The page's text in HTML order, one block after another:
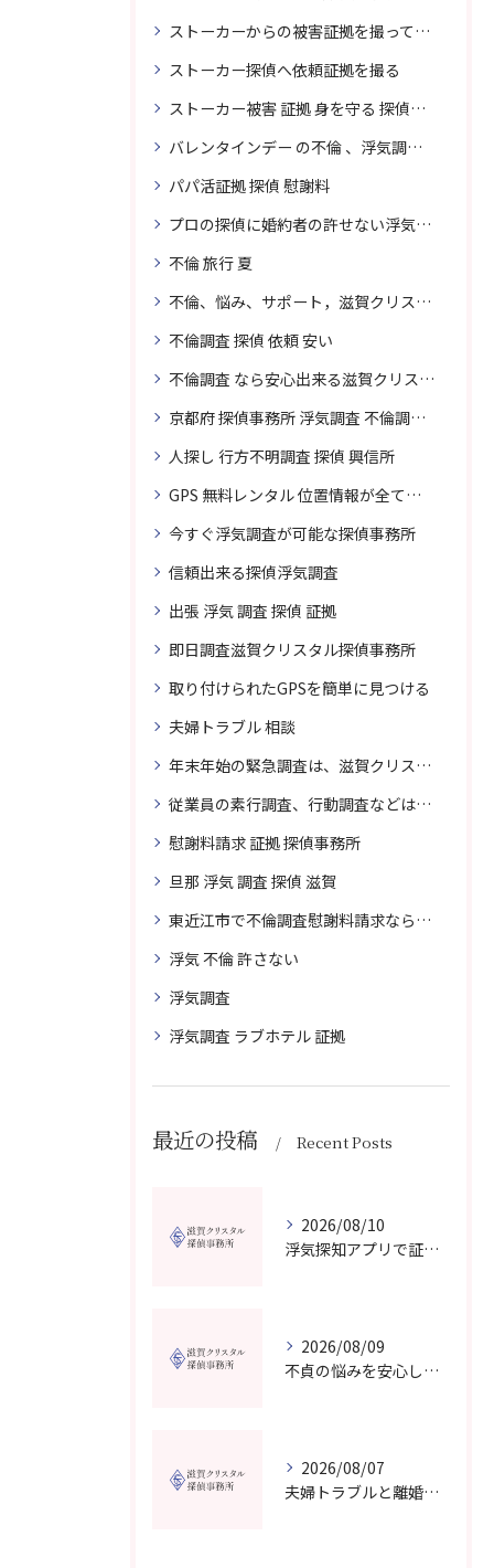
ストーカーからの被害証拠を撮って貴女を護ります
ストーカー探偵へ依頼証拠を撮る
ストーカー被害 証拠 身を守る 探偵に頼む
バレンタインデー の不倫 、浮気調査に強い探偵
パパ活証拠 探偵 慰謝料
プロの探偵に婚約者の許せない浮気、無料相談で解決
不倫 旅行 夏
不倫、悩み、サポート，滋賀クリスタル探偵
不倫調査 探偵 依頼 安い
不倫調査 なら安心出来る滋賀クリスタル探偵事務所へご依頼
京都府 探偵事務所 浮気調査 不倫調査 専門 無料相談
人探し 行方不明調査 探偵 興信所
GPS 無料レンタル 位置情報が全てわかります
今すぐ浮気調査が可能な探偵事務所
信頼出来る探偵浮気調査
出張 浮気 調査 探偵 証拠
即日調査滋賀クリスタル探偵事務所
取り付けられたGPSを簡単に見つける
夫婦トラブル 相談
年末年始の緊急調査は、滋賀クリスタル探偵事務所へご相談
従業員の素行調査、行動調査などは、滋賀クリスタル探偵事務所へまずは、ご相談
慰謝料請求 証拠 探偵事務所
旦那 浮気 調査 探偵 滋賀
東近江市で不倫調査慰謝料請求なら滋賀クリスタル探偵事務所へご相談
浮気 不倫 許さない
浮気調査
浮気調査 ラブホテル 証拠
最近の投稿 Recent Posts
2026/08/10
浮気探知アプリで証拠を集め相手に気づかれず真実を確認する実践ガイド
2026/08/09
不貞の悩みを安心して無料相談できる探偵事務所選び滋賀県の最新比較ガイド
2026/08/07
夫婦トラブルと離婚相談を滋賀県野洲市で費用や無料窓口の選び方まで詳しく解説